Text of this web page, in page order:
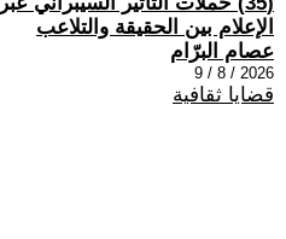
الإعلام بين الحقيقة والتلاعب
عصام البرّام
2026 / 8 / 9
قضايا ثقافية